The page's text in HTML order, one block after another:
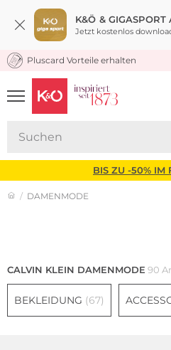
K&Ö & GIGASPORT
Jetzt kostenlos
30 TAGE
Pluscard Vorteile erhalten
UNSERE APP
CLICK &
BIS ZU -50% IM
DAMENMODE
CALVIN KLEIN DAMENMODE 90
BEKLEIDUNG (67)